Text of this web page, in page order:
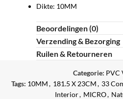
Dikte: 10MM
Beoordelingen (0)
Verzending & Bezorging
Ruilen & Retourneren
Categorie: PVC
Tags: 10MM, 181.5 X 23CM, 33
Interior, MICRO,